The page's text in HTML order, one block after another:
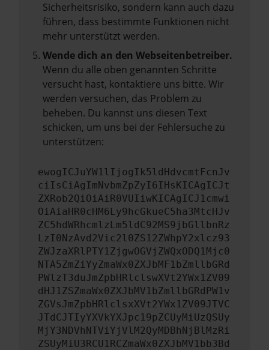
Sicherheitsrisiko, sondern kann auch dazu
führen, dass bestimmte Funktionen nicht
mehr unterstützt werden.
Wende dich an den Webseitenbetreiber.
Wenn du alle oben genannten Schritte
versucht hast, kontaktiere uns bitte. Wir
werden versuchen, das Problem zu
beheben. Du kannst uns diesen Text
schicken, um uns bei der Fehlersuche zu
unterstützen:
ewogICJuYW1lIjogIk5ldHdvcmtFcnJv
ciIsCiAgImNvbmZpZyI6IHsKICAgICJt
ZXRob2QiOiAiR0VUIiwKICAgICJ1cmwi
OiAiaHR0cHM6Ly9hcGkueC5ha3MtcHJv
ZC5hdWRhcmlzLm5ldC92MS9jbGllbnRz
LzI0NzAvd2Vic2l0ZS12ZWhpY2xlcz93
ZWJzaXRlPTY1ZjgwOGVjZWQxODQ1Mjc0
NTA5ZmZiYyZmaWx0ZXJbMF1bZmllbGRd
PWlzT3duJmZpbHRlclswXVt2YWx1ZV09
dHJ1ZSZmaWx0ZXJbMV1bZmllbGRdPW1v
ZGVsJmZpbHRlclsxXVt2YWx1ZV09JTVC
JTdCJTIyYXVkYXJpc19pZCUyMiUzQSUy
MjY3NDVhNTViYjVlM2QyMDBhNjBlMzRi
ZSUyMiU3RCU1RCZmaWx0ZXJbMV1bb3Bd